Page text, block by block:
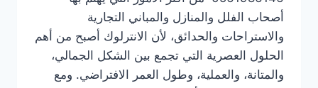
أصحاب الفلل والمنازل والمباني التجارية
والاستراحات والحدائق، لأن الانترلوك أصبح من أهم
الحلول العصرية التي تجمع بين الشكل الجمالي،
والمتانة، والعملية، وطول العمر الافتراضي. ومع